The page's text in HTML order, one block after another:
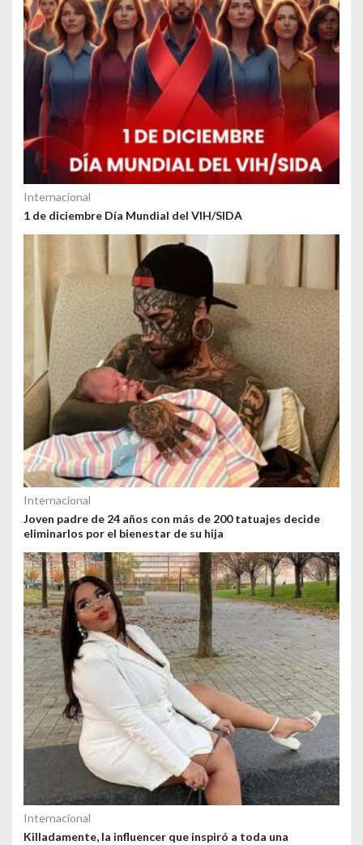
Internacional
1 de diciembre Día Mundial del VIH/SIDA
Internacional
Joven padre de 24 años con más de 200 tatuajes decide
eliminarlos por el bienestar de su hija
Internacional
Killadamente, la influencer que inspiró a toda una